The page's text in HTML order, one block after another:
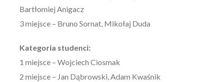
Bartłomiej Anigacz
3 miejsce – Bruno Sornat, Mikołaj Duda
Kategoria studenci:
1 miejsce – Wojciech Ciosmak
2 miejsce – Jan Dąbrowski, Adam Kwaśnik